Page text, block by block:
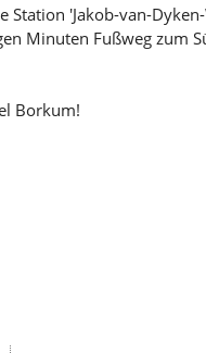
'Jakob-van-
Minuten Fußweg zum
Borkum!